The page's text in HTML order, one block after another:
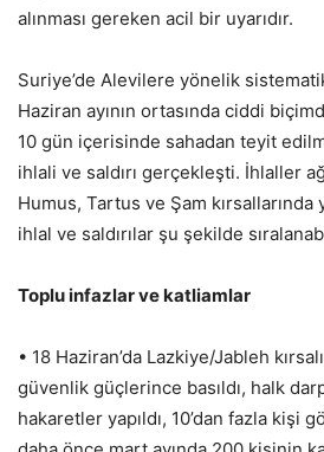
alınması gereken acil bir uyarıdır.
Suriye’de Alevilere yönelik
Haziran ayının ortasında ciddi
10 gün içerisinde sahadan teyit
ihlali ve saldırı gerçekleşti. İhlaller
Humus, Tartus ve Şam kırsallarında
ihlal ve saldırılar şu şekilde
Toplu infazlar ve katliamlar
• 18 Haziran’da Lazkiye/Jableh
güvenlik güçlerince basıldı, halk
hakaretler yapıldı, 10’dan fazla kişi